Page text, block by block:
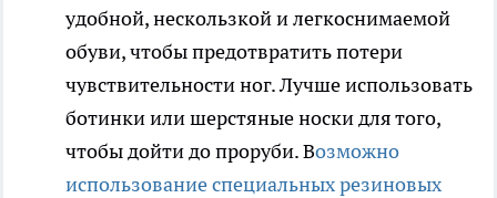
удобной, нескользкой и легкоснимаемой
обуви, чтобы предотвратить потери
чувствительности ног. Лучше использовать
ботинки или шерстяные носки для того,
чтобы дойти до проруби. Возможно
использование специальных резиновых